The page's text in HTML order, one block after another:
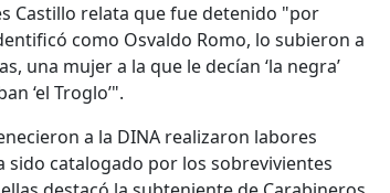
Castillo relata que fue detenido "por
como Osvaldo Romo, lo subieron a
una mujer a la que le decían ‘la negra’
‘el Troglo’".
a la DINA realizaron labores
catalogado por los sobrevivientes